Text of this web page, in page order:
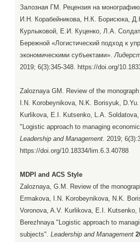
Залозная ГМ. Рецензия на
И.Н. Корабейникова, Н.К. Борисюка,
Курлыковой, Е.И. Куценко, Л.А.
Бережной «Логистический подход к
экономическими субъектами».
2019; 6(3):345-348. https://doi.org/
Zaloznaya GM. Review of the
I.N. Korobeynikova, N.K. Borisyuk,
Kurlikova, E.I. Kutsenko, L.A.
"Logistic approach to managing
Leadership and Management. 2019;
https://doi.org/10.18334/lim.6.3.40788
MDPI and ACS Style
Zaloznaya, G.M. Review of the
Ermakova, I.N. Korobeynikova, N.K.
Voronova, A.V. Kurlikova, E.I. Kutsenko,
Berezhnaya "Logistic approach to
subjects". Leadership and Management